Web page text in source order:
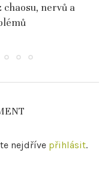
nervů a
nejdříve přihlásit.